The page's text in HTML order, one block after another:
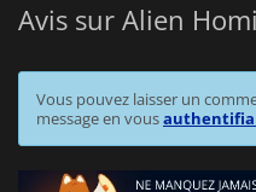
Avis sur Alien
Vous pouvez laisser un
message en vous